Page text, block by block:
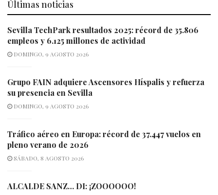
Últimas noticias
Sevilla TechPark resultados 2025: récord de 35.806
empleos y 6.125 millones de actividad
DOMINGO, 9 AGOSTO 2026
Grupo FAIN adquiere Ascensores Híspalis y refuerza
su presencia en Sevilla
DOMINGO, 9 AGOSTO 2026
Tráfico aéreo en Europa: récord de 37.447 vuelos en
pleno verano de 2026
SÁBADO, 8 AGOSTO 2026
ALCALDE SANZ… DI: ¡ZOOOOOO!